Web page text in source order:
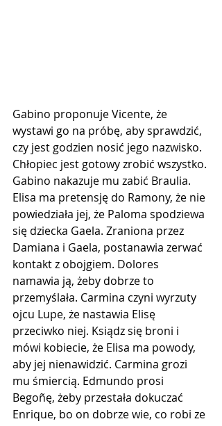
Gabino proponuje Vicente, że
wystawi go na próbę, aby sprawdzić,
czy jest godzien nosić jego nazwisko.
Chłopiec jest gotowy zrobić wszystko.
Gabino nakazuje mu zabić Braulia.
Elisa ma pretensję do Ramony, że nie
powiedziała jej, że Paloma spodziewa
się dziecka Gaela. Zraniona przez
Damiana i Gaela, postanawia zerwać
kontakt z obojgiem. Dolores
namawia ją, żeby dobrze to
przemyślała. Carmina czyni wyrzuty
ojcu Lupe, że nastawia Elisę
przeciwko niej. Ksiądz się broni i
mówi kobiecie, że Elisa ma powody,
aby jej nienawidzić. Carmina grozi
mu śmiercią. Edmundo prosi
Begoñę, żeby przestała dokuczać
Enrique, bo on dobrze wie, co robi ze